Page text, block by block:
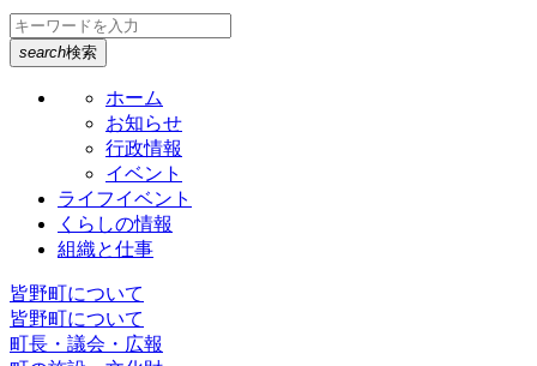
search検索
ホーム
お知らせ
行政情報
イベント
ライフイベント
くらしの情報
組織と仕事
皆野町について
皆野町について
町長・議会・広報